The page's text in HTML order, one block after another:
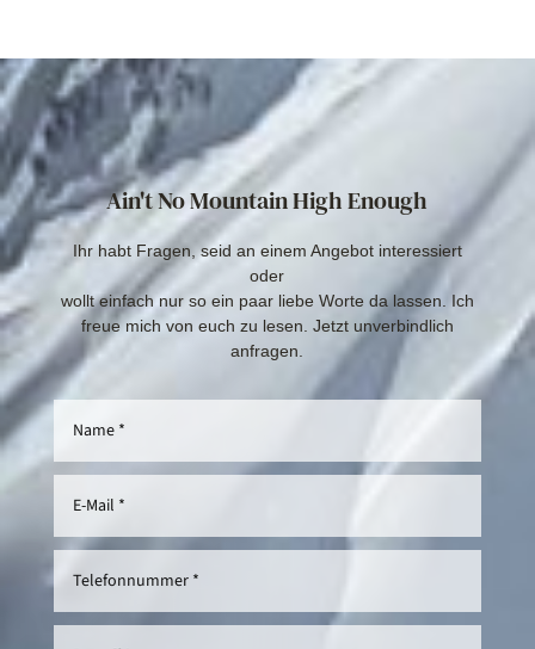
Ain't No Mountain High Enough
Ihr habt Fragen, seid an einem Angebot interessiert
oder
wollt einfach nur so ein paar liebe Worte da lassen. Ich
freue mich von euch zu lesen. Jetzt unverbindlich
anfragen.